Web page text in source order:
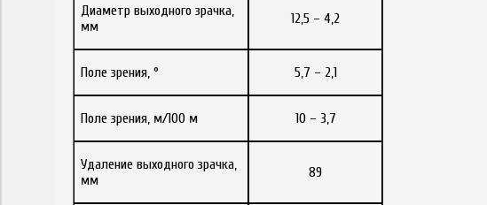
Диаметр выходного зрачка,
мм
12,5 – 4,2
Поле зрения, ° 5,7 – 2,1
Поле зрения, м/100 м 10 – 3,7
Удаление выходного зрачка,
мм
89